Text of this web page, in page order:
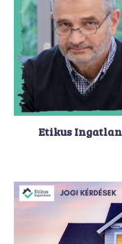
Etikus